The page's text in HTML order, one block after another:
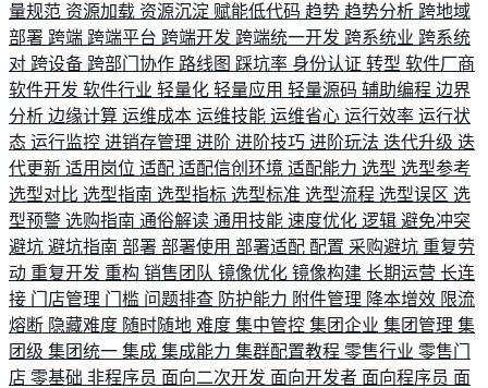
量规范 资源加载 资源沉淀 赋能低代码 趋势 趋势分析 跨地域
部署 跨端 跨端平台 跨端开发 跨端统一开发 跨系统业 跨系统
对 跨设备 跨部门协作 路线图 踩坑率 身份认证 转型 软件厂商
软件开发 软件行业 轻量化 轻量应用 轻量源码 辅助编程 边界
分析 边缘计算 运维成本 运维技能 运维省心 运行效率 运行状
态 运行监控 进销存管理 进阶 进阶技巧 进阶玩法 迭代升级 迭
代更新 适用岗位 适配 适配信创环境 适配能力 选型 选型参考
选型对比 选型指南 选型指标 选型标准 选型流程 选型误区 选
型预警 选购指南 通俗解读 通用技能 速度优化 逻辑 避免冲突
避坑 避坑指南 部署 部署使用 部署适配 配置 采购避坑 重复劳
动 重复开发 重构 销售团队 镜像优化 镜像构建 长期运营 长连
接 门店管理 门槛 问题排查 防护能力 附件管理 降本增效 限流
熔断 隐藏难度 随时随地 难度 集中管控 集团企业 集团管理 集
团级 集团统一 集成 集成能力 集群配置教程 零售行业 零售门
店 零基础 非程序员 面向二次开发 面向开发者 面向程序员 面